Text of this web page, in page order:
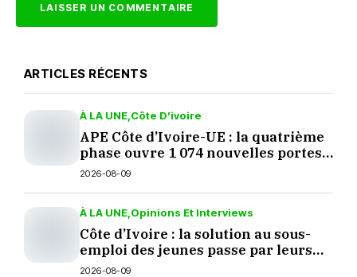
ARTICLES RÉCENTS
À LA UNE Côte D’ivoire
APE Côte d’Ivoire-UE : la quatrième
phase ouvre 1 074 nouvelles portes
aux produits européens
2026-08-09
À LA UNE Opinions Et Interviews
Côte d’Ivoire : la solution au sous-
emploi des jeunes passe par leurs
décisions
2026-08-09